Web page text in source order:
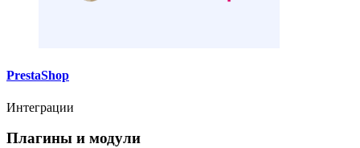
PrestaShop
Интеграции
Плагины и модули